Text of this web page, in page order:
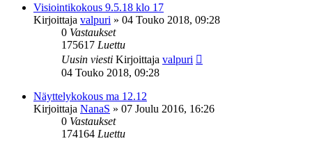
Visiointikokous 9.5.18 klo 17
Kirjoittaja valpuri » 04 Touko 2018, 09:28
0 Vastaukset
175617 Luettu
Uusin viesti Kirjoittaja valpuri
04 Touko 2018, 09:28
Näyttelykokous ma 12.12
Kirjoittaja NanaS » 07 Joulu 2016, 16:26
0 Vastaukset
174164 Luettu